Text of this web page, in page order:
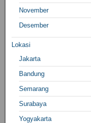
November
Desember
Lokasi
Jakarta
Bandung
Semarang
Surabaya
Yogyakarta